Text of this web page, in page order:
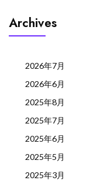
Archives
2026年7月
2026年6月
2025年8月
2025年7月
2025年6月
2025年5月
2025年3月